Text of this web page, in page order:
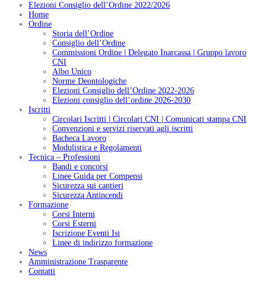
Elezioni Consiglio dell’Ordine 2022/2026
Home
Ordine
Storia dell’Ordine
Consiglio dell’Ordine
Commissioni Ordine | Delegato Inarcassa | Gruppo lavoro
CNI
Albo Unico
Norme Deontologiche
Elezioni Consiglio dell’Ordine 2022-2026
Elezioni consiglio dell’ordine 2026-2030
Iscritti
Circolari Iscritti | Circolari CNI | Comunicati stampa CNI
Convenzioni e servizi riservati agli iscritti
Bacheca Lavoro
Modulistica e Regolamenti
Tecnica – Professioni
Bandi e concorsi
Linee Guida per Compensi
Sicurezza sui cantieri
Sicurezza Antincendi
Formazione
Corsi Interni
Corsi Esterni
Iscrizione Eventi Isi
Linee di indirizzo formazione
News
Amministrazione Trasparente
Contatti